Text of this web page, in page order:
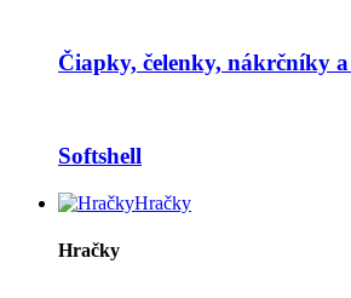
Čiapky, čelenky, nákrčníky
Softshell
Hračky
Hračky